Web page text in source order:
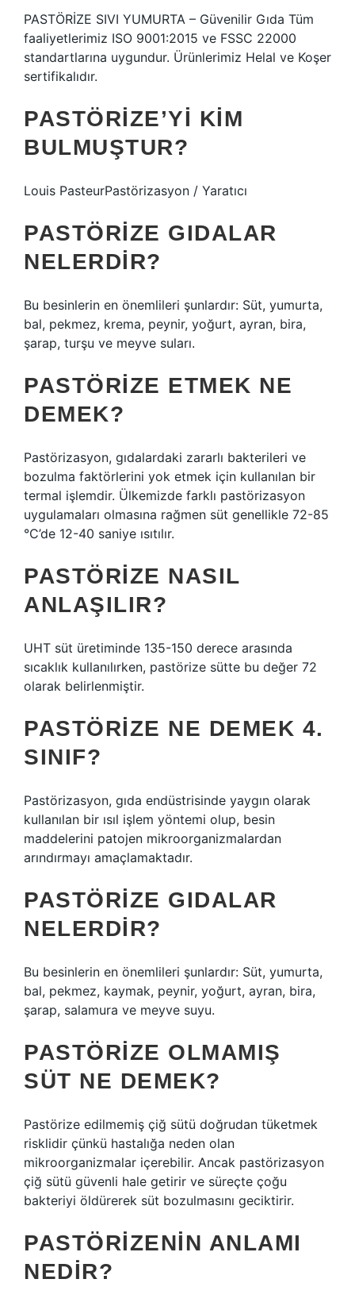
PASTÖRİZE SIVI YUMURTA – Güvenilir Gıda Tüm
faaliyetlerimiz ISO 9001:2015 ve FSSC 22000
standartlarına uygundur. Ürünlerimiz Helal ve Koşer
sertifikalıdır.
PASTÖRIZE’YI KIM
BULMUŞTUR?
Louis PasteurPastörizasyon / Yaratıcı
PASTÖRIZE GIDALAR
NELERDIR?
Bu besinlerin en önemlileri şunlardır: Süt, yumurta,
bal, pekmez, krema, peynir, yoğurt, ayran, bira,
şarap, turşu ve meyve suları.
PASTÖRIZE ETMEK NE
DEMEK?
Pastörizasyon, gıdalardaki zararlı bakterileri ve
bozulma faktörlerini yok etmek için kullanılan bir
termal işlemdir. Ülkemizde farklı pastörizasyon
uygulamaları olmasına rağmen süt genellikle 72-85
°C’de 12-40 saniye ısıtılır.
PASTÖRIZE NASIL
ANLAŞILIR?
UHT süt üretiminde 135-150 derece arasında
sıcaklık kullanılırken, pastörize sütte bu değer 72
olarak belirlenmiştir.
PASTÖRIZE NE DEMEK 4.
SINIF?
Pastörizasyon, gıda endüstrisinde yaygın olarak
kullanılan bir ısıl işlem yöntemi olup, besin
maddelerini patojen mikroorganizmalardan
arındırmayı amaçlamaktadır.
PASTÖRIZE GIDALAR
NELERDIR?
Bu besinlerin en önemlileri şunlardır: Süt, yumurta,
bal, pekmez, kaymak, peynir, yoğurt, ayran, bira,
şarap, salamura ve meyve suyu.
PASTÖRIZE OLMAMIŞ
SÜT NE DEMEK?
Pastörize edilmemiş çiğ sütü doğrudan tüketmek
risklidir çünkü hastalığa neden olan
mikroorganizmalar içerebilir. Ancak pastörizasyon
çiğ sütü güvenli hale getirir ve süreçte çoğu
bakteriyi öldürerek süt bozulmasını geciktirir.
PASTÖRIZENIN ANLAMI
NEDIR?